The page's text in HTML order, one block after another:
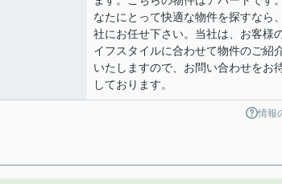
なたにとって快適な物件を探すなら
社にお任せ下さい。当社は、お客様
イフスタイルに合わせて物件のご紹
いたしますので、お問い合わせをお
しております。
情報